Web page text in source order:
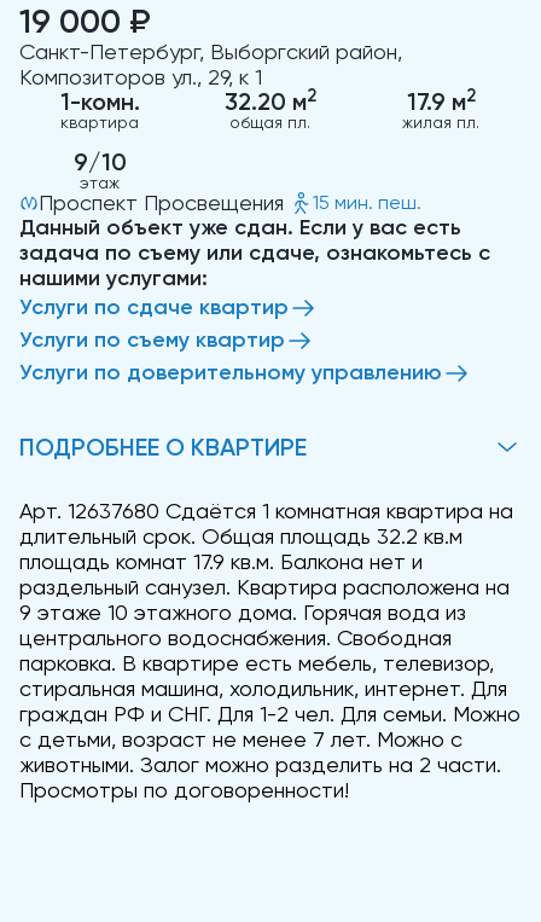
19 000 ₽
Санкт-Петербург, Выборгский район,
Композиторов ул., 29, к 1
1-комн.
квартира
32.20 м2
общая пл.
17.9 м2
жилая пл.
9/10
этаж
Проспект Просвещения 15 мин. пеш.
Данный объект уже сдан. Если у вас есть
задача по съему или сдаче, ознакомьтесь с
нашими услугами:
Услуги по сдаче квартир
Услуги по съему квартир
Услуги по доверительному управлению
ПОДРОБНЕЕ О КВАРТИРЕ
Арт. 12637680 Сдаётся 1 комнатная квартира на
длительный срок. Общая площадь 32.2 кв.м
площадь комнат 17.9 кв.м. Балкона нет и
раздельный санузел. Квартира расположена на
9 этаже 10 этажного дома. Горячая вода из
центрального водоснабжения. Свободная
парковка. В квартире есть мебель, телевизор,
стиральная машина, холодильник, интернет. Для
граждан РФ и СНГ. Для 1-2 чел. Для семьи. Можно
с детьми, возраст не менее 7 лет. Можно с
животными. Залог можно разделить на 2 части.
Просмотры по договоренности!